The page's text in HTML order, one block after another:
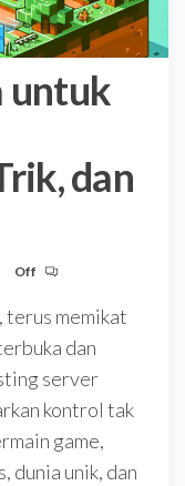
untuk
dan
Off
terus memikat
dan
server
kontrol tak
game,
dunia unik, dan